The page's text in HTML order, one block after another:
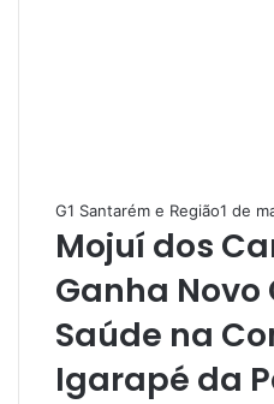
G1 Santarém e Região1 de
Mojuí dos
Ganha Novo
Saúde na
Igarapé da